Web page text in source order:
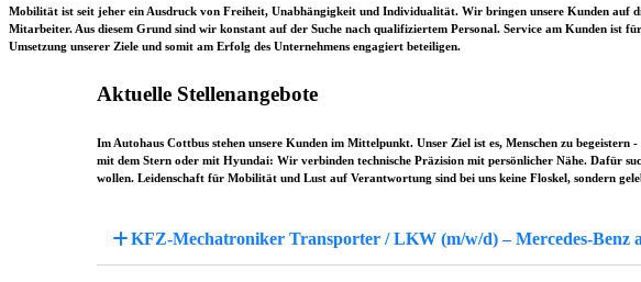
Mobilität ist seit jeher ein Ausdruck von Freiheit, Unabhängigkeit und Individualität. Wir bringen unsere Kunden auf
Mitarbeiter. Aus diesem Grund sind wir konstant auf der Suche nach qualifiziertem Personal. Service am Kunden ist
Umsetzung unserer Ziele und somit am Erfolg des Unternehmens engagiert beteiligen.
Aktuelle Stellenangebote
Im Autohaus Cottbus stehen unsere Kunden im Mittelpunkt. Unser Ziel ist es, Menschen zu
mit dem Stern oder mit Hyundai: Wir verbinden technische Präzision mit persönlicher Nähe. Dafür
wollen. Leidenschaft für Mobilität und Lust auf Verantwortung sind bei uns keine Floskel, sondern
KFZ-Mechatroniker Transporter / LKW (m/w/d) – Mercedes-Benz